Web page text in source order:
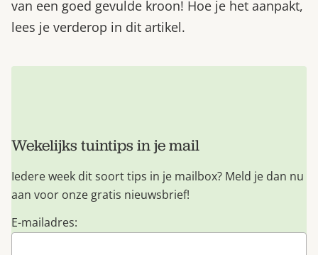
van een goed gevulde kroon! Hoe je het aanpakt,
lees je verderop in dit artikel.
Wekelijks tuintips in je mail
Iedere week dit soort tips in je mailbox? Meld je dan nu
aan voor onze gratis nieuwsbrief!
E-mailadres: